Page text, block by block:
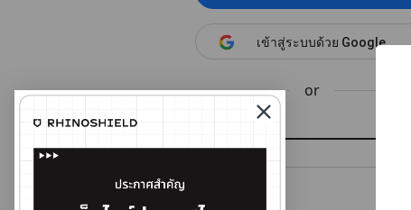
เข้าสู่ระบบด้วย Google
or
อีเมล